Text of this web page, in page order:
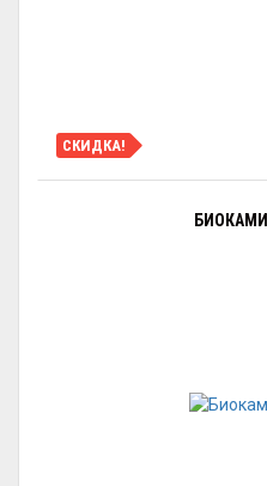
СКИДКА!